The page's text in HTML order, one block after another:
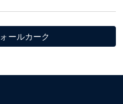
ールカーク